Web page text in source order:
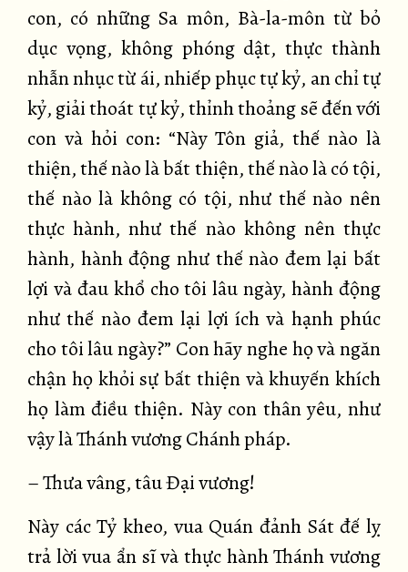
con, có những Sa môn, Bà-la-môn từ bỏ
dục vọng, không phóng dật, thực thành
nhẫn nhục từ ái, nhiếp phục tự kỷ, an chỉ tự
kỷ, giải thoát tự kỷ, thỉnh thoảng sẽ đến với
con và hỏi con: “Này Tôn giả, thế nào là
thiện, thế nào là bất thiện, thế nào là có tội,
thế nào là không có tội, như thế nào nên
thực hành, như thế nào không nên thực
hành, hành động như thế nào đem lại bất
lợi và đau khổ cho tôi lâu ngày, hành động
như thế nào đem lại lợi ích và hạnh phúc
cho tôi lâu ngày?” Con hãy nghe họ và ngăn
chận họ khỏi sự bất thiện và khuyến khích
họ làm điều thiện. Này con thân yêu, như
vậy là Thánh vương Chánh pháp.
– Thưa vâng, tâu Đại vương!
Này các Tỷ kheo, vua Quán đảnh Sát đế lỵ
trả lời vua ẩn sĩ và thực hành Thánh vương